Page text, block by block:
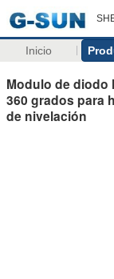
Inicio
Modulo de diodo
360 grados para
de nivelación